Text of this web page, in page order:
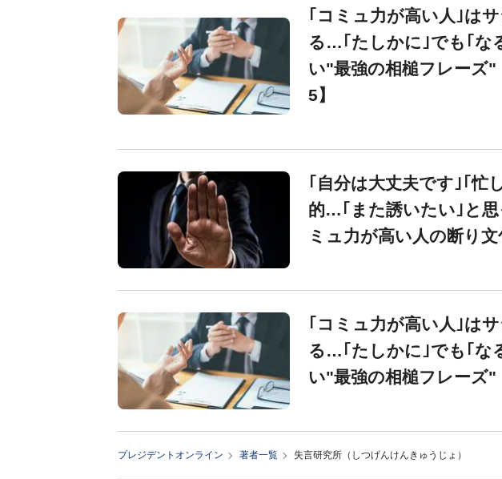
｢コミュ力が高い人｣は
る…｢たしかに｣でも｢な
い"最強の相槌フレーズ"
5】
｢自分は大丈夫です｣｢忙
的…｢また誘いたい｣と思
ミュ力が高い人の断り文
｢コミュ力が高い人｣は
る…｢たしかに｣でも｢な
い"最強の相槌フレーズ"
プレジデントオンライン 著者一覧 失言研究所（しつげんけんきゅうじょ）